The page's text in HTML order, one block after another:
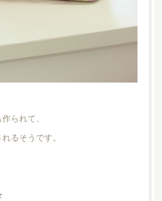
られて、
るそうです。